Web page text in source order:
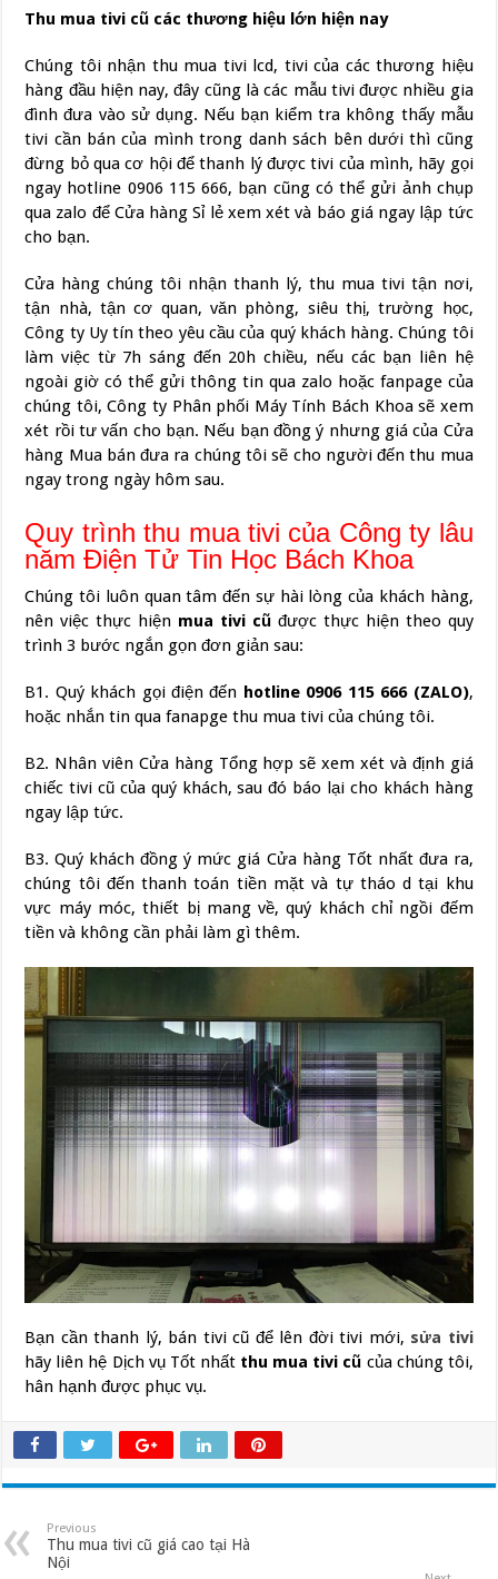
Thu mua tivi cũ các thương hiệu lớn hiện nay
Chúng tôi nhận thu mua tivi lcd, tivi của các thương hiệu
hàng đầu hiện nay, đây cũng là các mẫu tivi được nhiều gia
đình đưa vào sử dụng. Nếu bạn kiểm tra không thấy mẫu
tivi cần bán của mình trong danh sách bên dưới thì cũng
đừng bỏ qua cơ hội để thanh lý được tivi của mình, hãy gọi
ngay hotline 0906 115 666, bạn cũng có thể gửi ảnh chụp
qua zalo để Cửa hàng Sỉ lẻ xem xét và báo giá ngay lập tức
cho bạn.
Cửa hàng chúng tôi nhận thanh lý, thu mua tivi tận nơi,
tận nhà, tận cơ quan, văn phòng, siêu thị, trường học,
Công ty Uy tín theo yêu cầu của quý khách hàng. Chúng tôi
làm việc từ 7h sáng đến 20h chiều, nếu các bạn liên hệ
ngoài giờ có thể gửi thông tin qua zalo hoặc fanpage của
chúng tôi, Công ty Phân phối Máy Tính Bách Khoa sẽ xem
xét rồi tư vấn cho bạn. Nếu bạn đồng ý nhưng giá của Cửa
hàng Mua bán đưa ra chúng tôi sẽ cho người đến thu mua
ngay trong ngày hôm sau.
Quy trình thu mua tivi của Công ty lâu
năm Điện Tử Tin Học Bách Khoa
Chúng tôi luôn quan tâm đến sự hài lòng của khách hàng,
nên việc thực hiện mua tivi cũđược thực hiện theo quy
trình 3 bước ngắn gọn đơn giản sau:
B1. Quý khách gọi điện đến hotline 0906 115 666 (ZALO),
hoặc nhắn tin qua fanapge thu mua tivi của chúng tôi.
B2. Nhân viên Cửa hàng Tổng hợp sẽ xem xét và định giá
chiếc tivi cũ của quý khách, sau đó báo lại cho khách hàng
ngay lập tức.
B3. Quý khách đồng ý mức giá Cửa hàng Tốt nhất đưa ra,
chúng tôi đến thanh toán tiền mặt và tự tháo d tại khu
vực máy móc, thiết bị mang về, quý khách chỉ ngồi đếm
tiền và không cần phải làm gì thêm.
Bạn cần thanh lý, bán tivi cũ để lên đời tivi mới, sửa tivi
hãy liên hệ Dịch vụ Tốt nhất thu mua tivi cũ của chúng tôi,
hân hạnh được phục vụ.
Previous
Thu mua tivi cũ giá cao tại Hà
Nội